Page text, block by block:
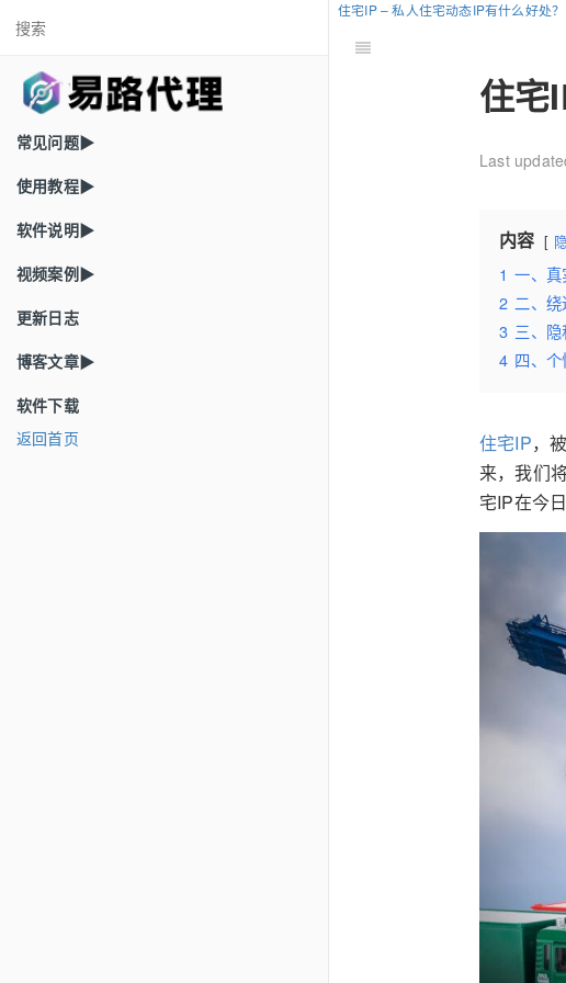
常见问题▶
使用教程▶
软件说明▶
视频案例▶
更新日志
博客文章▶
软件下载
返回首页
住宅IP – 私人住宅动态IP有什么好处？
住宅
Last
内容
1 一、
2 二、
3 三、
4 四、
住宅IP，
来，我们
宅IP在今